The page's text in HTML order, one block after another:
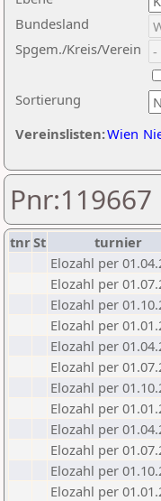
Sortierung
Bundesland
Spgem./Kreis/Verein
Vereinslisten:Wien
tnrSt turnier
Elozahl per
Elozahl per
Elozahl per
Elozahl per
Elozahl per
Elozahl per
Elozahl per
Elozahl per
Elozahl per
Elozahl per
Elozahl per
Elozahl per